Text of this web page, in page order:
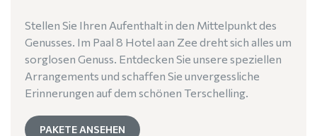
Stellen Sie Ihren Aufenthalt in den Mittelpunkt des
Genusses. Im Paal 8 Hotel aan Zee dreht sich alles um
sorglosen Genuss. Entdecken Sie unsere speziellen
Arrangements und schaffen Sie unvergessliche
Erinnerungen auf dem schönen Terschelling.
PAKETE ANSEHEN